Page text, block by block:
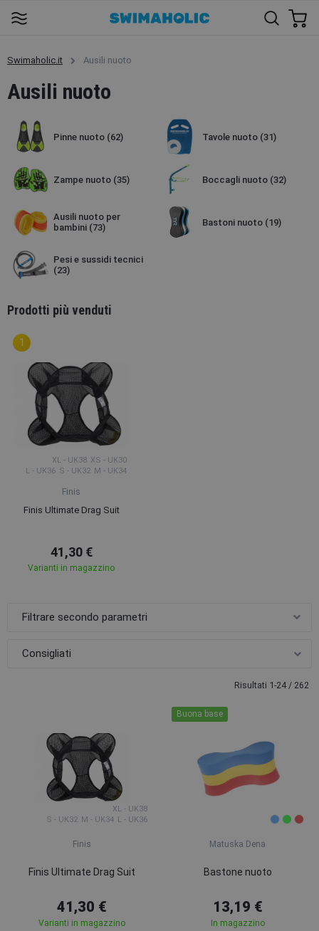
Swimaholic.it Ausili nuoto
Ausili nuoto
Pinne nuoto (62) Tavole nuoto (31)
Zampe nuoto (35) Boccagli nuoto (32)
Ausili nuoto per
bambini (73) Bastoni nuoto (19)
Pesi e sussidi tecnici
(23)
Prodotti più venduti
L - UK36 S - UK32 M - UK34
XL - UK38 XS - UK30
Finis
Finis Ultimate Drag Suit
41,30 €
Varianti in magazzino
Filtrare secondo parametri
Risultati 1-24 / 262
S - UK32 M - UK34 L - UK36
XL - UK38
Finis
Finis Ultimate Drag Suit
41,30 €
Varianti in magazzino
Buona base
Matuska Dena
Bastone nuoto
13,19 €
In magazzino